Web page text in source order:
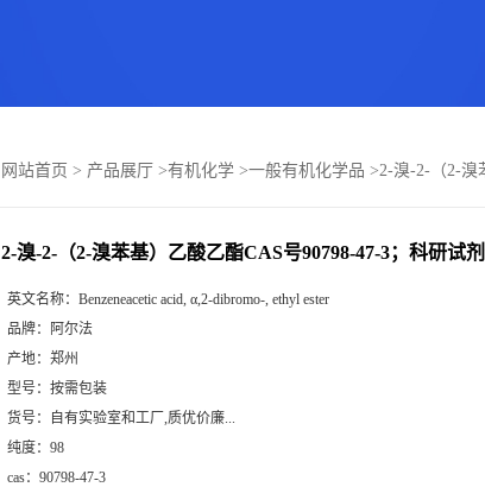
网站首页 > 产品展厅 >有机化学 >一般有机化学品 >2-溴-2-（2-溴
2-溴-2-（2-溴苯基）乙酸乙酯CAS号90798-47-3；科研试
英文名称： Benzeneacetic acid, α,2-dibromo-, ethyl ester
品牌： 阿尔法
产地： 郑州
型号： 按需包装
货号：
自有实验室和工厂,质优价廉...
纯度： 98
cas： 90798-47-3